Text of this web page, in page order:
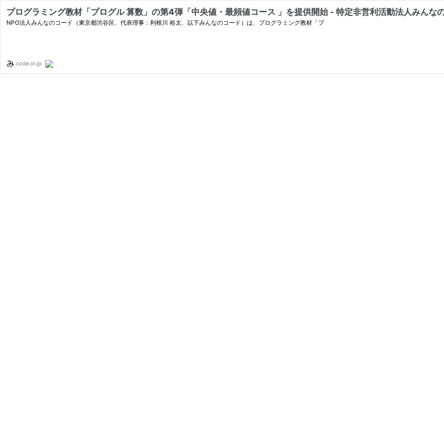
プログラミング教材「プログル 算数」の第4弾「中央値・最頻値コース 」を提供開始 - 特定非営利活動法人みんな
NPO法人みんなのコード（東京都渋谷区、代表理事：利根川 裕太、以下みんなのコード）は、プログラミング教材「プ
code.or.jp